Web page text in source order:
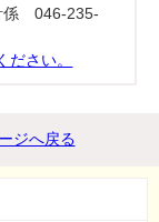
係 046-235-
ださい。
ジへ戻る